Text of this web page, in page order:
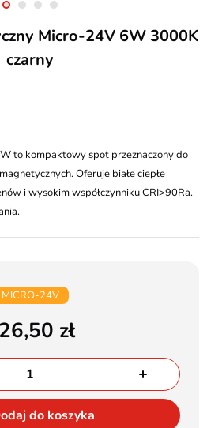
Micro-24V 6W 3000K
czarny
to kompaktowy spot przeznaczony do
Oferuje białe ciepłe
i wysokim współczynniku CRI>90Ra.
MICRO-24V
do koszyka